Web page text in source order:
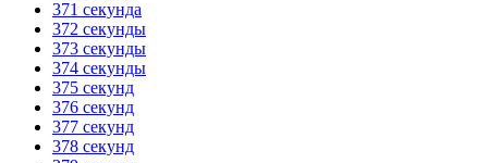
371 секунда
372 секунды
373 секунды
374 секунды
375 секунд
376 секунд
377 секунд
378 секунд